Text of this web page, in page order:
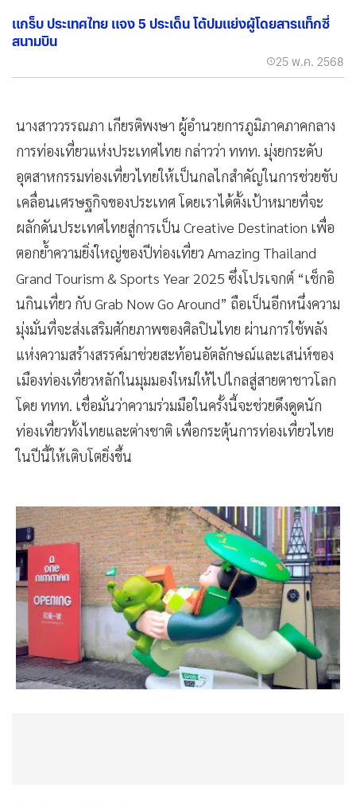
แกร็บ ประเทศไทย แจง 5 ประเด็น โต้ปมแย่งผู้โดยสารแท็กซี่
สนามบิน
25 พ.ค. 2568
นางสาววรรณภา เกียรติพงษา ผู้อำนวยการภูมิภาคภาคกลาง
การท่องเที่ยวแห่งประเทศไทย กล่าวว่า ททท. มุ่งยกระดับ
อุตสาหกรรมท่องเที่ยวไทยให้เป็นกลไกสำคัญในการช่วยขับ
เคลื่อนเศรษฐกิจของประเทศ โดยเราได้ตั้งเป้าหมายที่จะ
ผลักดันประเทศไทยสู่การเป็น Creative Destination เพื่อ
ตอกย้ำความยิ่งใหญ่ของปีท่องเที่ยว Amazing Thailand
Grand Tourism & Sports Year 2025 ซึ่งโปรเจกต์ “เช็กอิ
นกินเที่ยว กับ Grab Now Go Around” ถือเป็นอีกหนึ่งความ
มุ่งมั่นที่จะส่งเสริมศักยภาพของศิลปินไทย ผ่านการใช้พลัง
แห่งความสร้างสรรค์มาช่วยสะท้อนอัตลักษณ์และเสน่ห์ของ
เมืองท่องเที่ยวหลักในมุมมองใหม่ให้ไปไกลสู่สายตาชาวโลก
โดย ททท. เชื่อมั่นว่าความร่วมมือในครั้งนี้จะช่วยดึงดูดนัก
ท่องเที่ยวทั้งไทยและต่างชาติ เพื่อกระตุ้นการท่องเที่ยวไทย
ในปีนี้ให้เติบโตยิ่งขึ้น